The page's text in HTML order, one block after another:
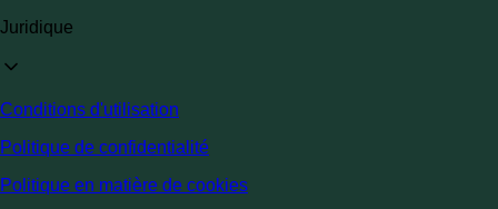
Juridique
Conditions d'utilisation
Politique de confidentialité
Politique en matière de cookies